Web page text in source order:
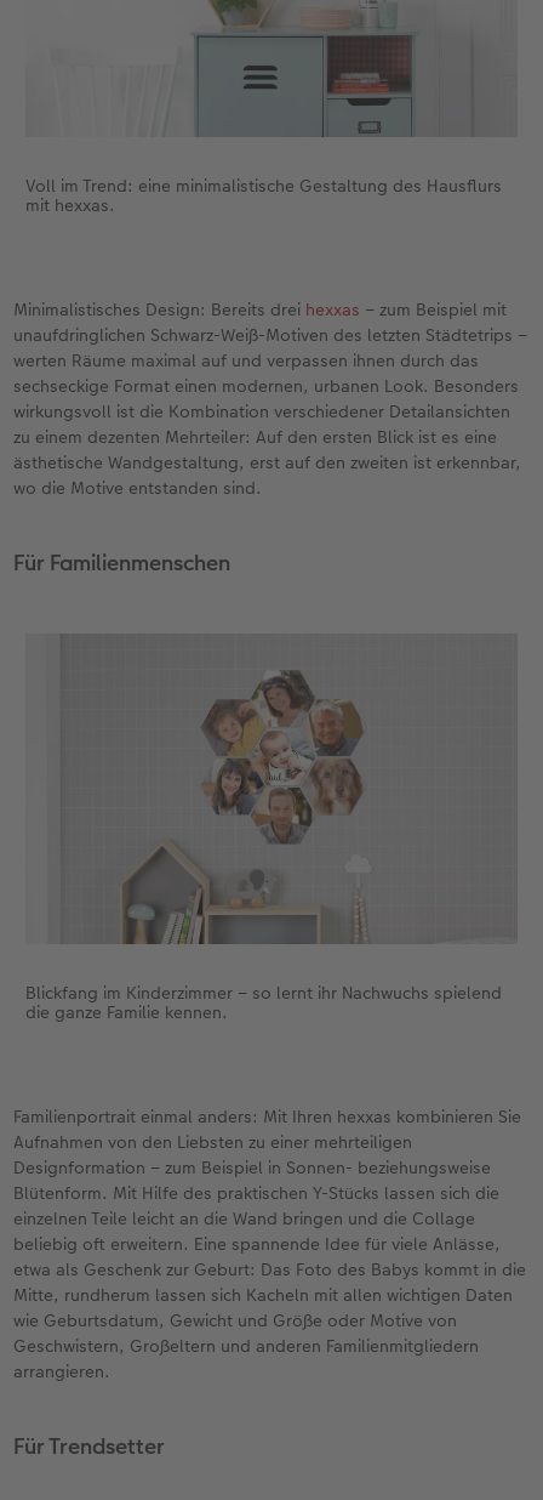
Voll im Trend: eine minimalistische Gestaltung des Hausflurs
mit hexxas.
Minimalistisches Design: Bereits drei hexxas – zum Beispiel mit
unaufdringlichen Schwarz-Weiß-Motiven des letzten Städtetrips –
werten Räume maximal auf und verpassen ihnen durch das
sechseckige Format einen modernen, urbanen Look. Besonders
wirkungsvoll ist die Kombination verschiedener Detailansichten
zu einem dezenten Mehrteiler: Auf den ersten Blick ist es eine
ästhetische Wandgestaltung, erst auf den zweiten ist erkennbar,
wo die Motive entstanden sind.
Für Familienmenschen
Blickfang im Kinderzimmer – so lernt ihr Nachwuchs spielend
die ganze Familie kennen.
Familienportrait einmal anders: Mit Ihren hexxas kombinieren Sie
Aufnahmen von den Liebsten zu einer mehrteiligen
Designformation – zum Beispiel in Sonnen- beziehungsweise
Blütenform. Mit Hilfe des praktischen Y-Stücks lassen sich die
einzelnen Teile leicht an die Wand bringen und die Collage
beliebig oft erweitern. Eine spannende Idee für viele Anlässe,
etwa als Geschenk zur Geburt: Das Foto des Babys kommt in die
Mitte, rundherum lassen sich Kacheln mit allen wichtigen Daten
wie Geburtsdatum, Gewicht und Größe oder Motive von
Geschwistern, Großeltern und anderen Familienmitgliedern
arrangieren.
Für Trendsetter